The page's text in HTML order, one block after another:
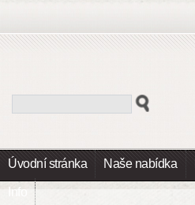
Úvodní stránka Naše nabídka
Info